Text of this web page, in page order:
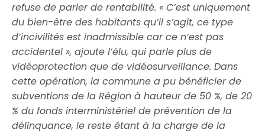
refuse de parler de rentabilité. « C’est uniquement
du bien-être des habitants qu’il s’agit, ce type
d’incivilités est inadmissible car ce n’est pas
accidentel », ajoute l’élu, qui parle plus de
vidéoprotection que de vidéosurveillance. Dans
cette opération, la commune a pu bénéficier de
subventions de la Région à hauteur de 50 %, de 20
% du fonds interministériel de prévention de la
délinquance, le reste étant à la charge de la